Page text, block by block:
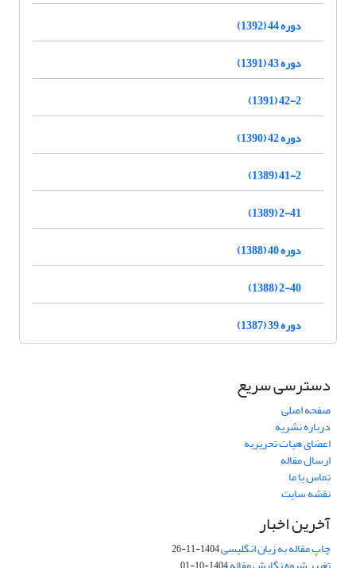
دوره 44 (1392)
دوره 43 (1391)
42-2 (1391)
دوره 42 (1390)
41-2 (1389)
2-41 (1389)
دوره 40 (1388)
2-40 (1388)
دوره 39 (1387)
دسترسی سریع
صفحه اصلی
درباره نشریه
اعضای هیات تحریریه
ارسال مقاله
تماس با ما
نقشه سایت
آخرین اخبار
چاپ مقاله به زبان انگلیسی1404-11-26